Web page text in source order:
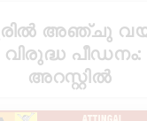
അഞ്ചു
അറസ്റ്റിൽ